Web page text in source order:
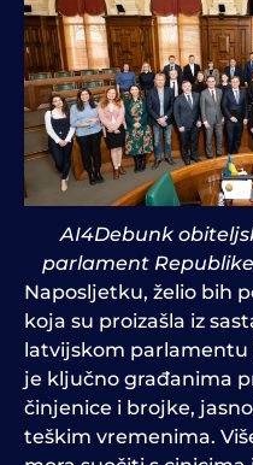
AI4Debunk
parlament Republike
Naposljetku, želio bih
koja su proizašla iz
latvijskom parlamentu
je ključno građanima
činjenice i brojke,
teškim vremenima.